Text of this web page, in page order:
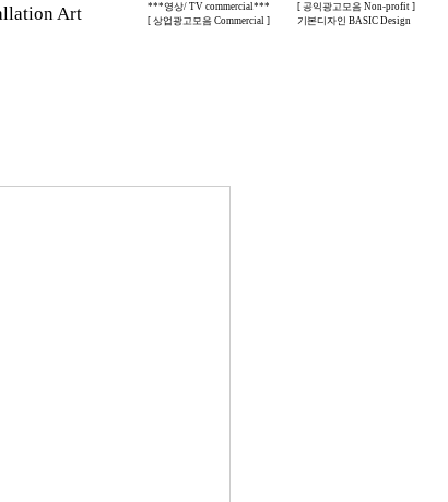
Art ***영상/ TV commercial***
[ 공익광고모음 Non-profit ]
[ 상업광고모음 Commercial ]
기본디자인 BASIC Design